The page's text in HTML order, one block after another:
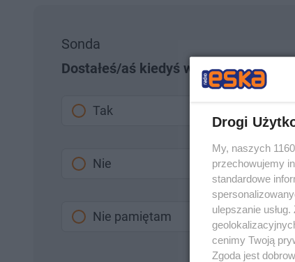
Sonda
Dostałeś/aś kiedyś wiadomość od
Tak
Nie
Nie pamiętam
Drogi
My, naszych
przechowujemy
standardowe
ulepszanie
cenimy Twoją
Zgoda jest